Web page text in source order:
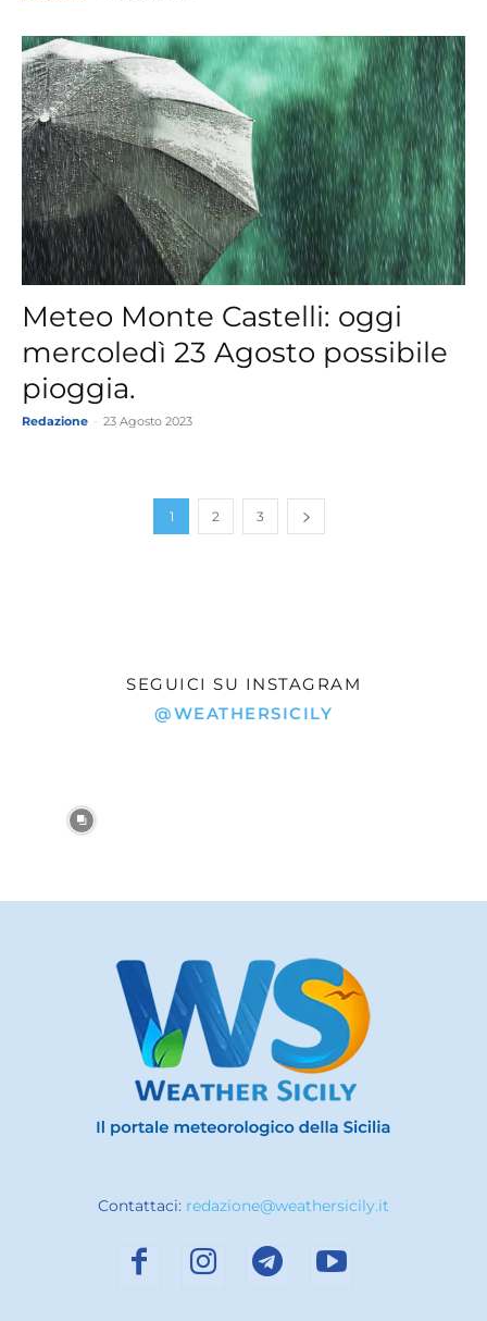
Meteo Monte Castelli: oggi
mercoledì 23 Agosto possibile
pioggia.
Redazione 23 Agosto 2023
1 2 3
SEGUICI SU INSTAGRAM
@WEATHERSICILY
Contattaci: redazione@weathersicily.it